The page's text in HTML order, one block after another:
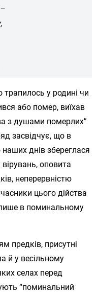
трапилось у родині чи
або помер, виїхав
з душами померлих”
засвідчує, що в
днів збереглася
оповита
неперервністю
цього дійства
лише в поминальному
предків, присутні
й у весільному
селах перед
“поминальний